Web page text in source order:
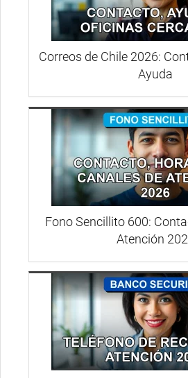
Correos de Chile 2026:
Ayuda
Fono Sencillito 600:
Atención